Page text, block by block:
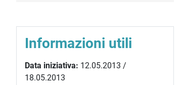
Informazioni utili
Data iniziativa: 12.05.2013 /
18.05.2013